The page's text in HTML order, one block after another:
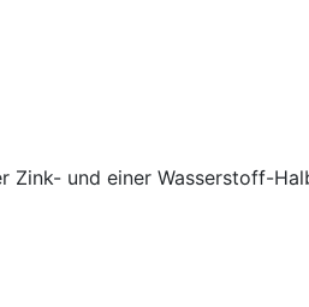
Zink- und einer Wasserstoff-